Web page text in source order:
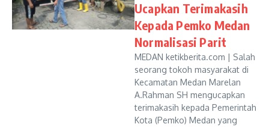
Ucapkan Terimakasih
Kepada Pemko Medan
Normalisasi Parit
MEDAN ketikberita.com | Salah
seorang tokoh masyarakat di
Kecamatan Medan Marelan
A.Rahman SH mengucapkan
terimakasih kepada Pemerintah
Kota (Pemko) Medan yang